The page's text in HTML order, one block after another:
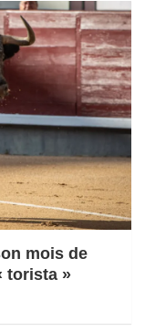
mois de
torista »